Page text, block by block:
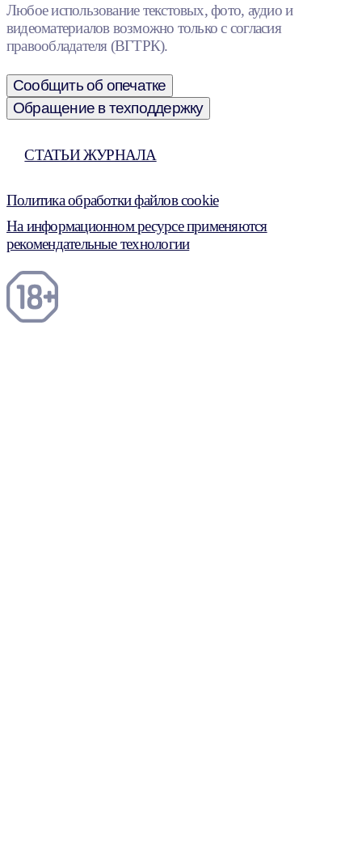
Любое использование текстовых, фото, аудио и
видеоматериалов возможно только с согласия
правообладателя (ВГТРК).
Сообщить об опечатке
Обращение в техподдержку
СТАТЬИ ЖУРНАЛА
Политика обработки файлов cookie
На информационном ресурсе применяются
рекомендательные технологии